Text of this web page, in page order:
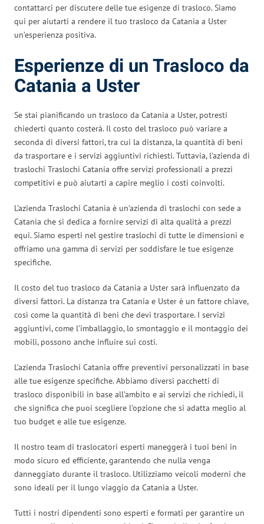
contattarci per discutere delle tue esigenze di trasloco. Siamo
qui per aiutarti a rendere il tuo trasloco da Catania a Uster
un’esperienza positiva.
Esperienze di un Trasloco da
Catania a Uster
Se stai pianificando un trasloco da Catania a Uster, potresti
chiederti quanto costerà. Il costo del trasloco può variare a
seconda di diversi fattori, tra cui la distanza, la quantità di beni
da trasportare e i servizi aggiuntivi richiesti. Tuttavia, l’azienda di
traslochi Traslochi Catania offre servizi professionali a prezzi
competitivi e può aiutarti a capire meglio i costi coinvolti.
L’azienda Traslochi Catania è un’azienda di traslochi con sede a
Catania che si dedica a fornire servizi di alta qualità a prezzi
equi. Siamo esperti nel gestire traslochi di tutte le dimensioni e
offriamo una gamma di servizi per soddisfare le tue esigenze
specifiche.
Il costo del tuo trasloco da Catania a Uster sarà influenzato da
diversi fattori. La distanza tra Catania e Uster è un fattore chiave,
così come la quantità di beni che devi trasportare. I servizi
aggiuntivi, come l’imballaggio, lo smontaggio e il montaggio dei
mobili, possono anche influire sui costi.
L’azienda Traslochi Catania offre preventivi personalizzati in base
alle tue esigenze specifiche. Abbiamo diversi pacchetti di
trasloco disponibili in base all’ambito e ai servizi che richiedi, il
che significa che puoi scegliere l’opzione che si adatta meglio al
tuo budget e alle tue esigenze.
Il nostro team di traslocatori esperti maneggerà i tuoi beni in
modo sicuro ed efficiente, garantendo che nulla venga
danneggiato durante il trasloco. Utilizziamo veicoli moderni che
sono ideali per il lungo viaggio da Catania a Uster.
Tutti i nostri dipendenti sono esperti e formati per garantire un